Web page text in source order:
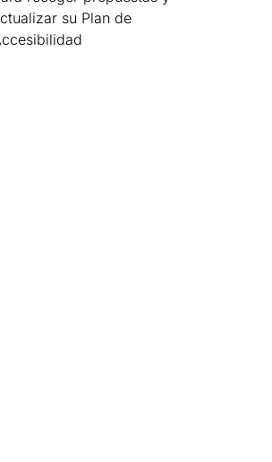
su Plan de